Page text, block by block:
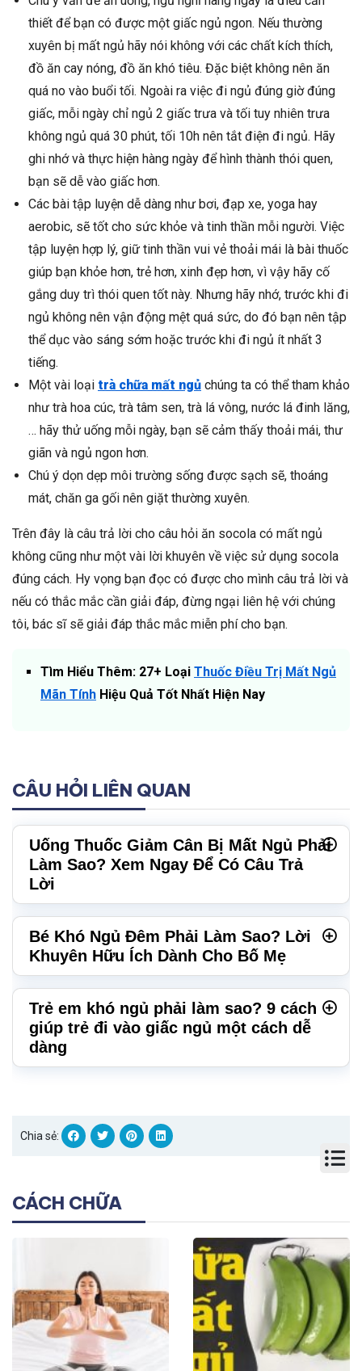
thiết để bạn có được một giấc ngủ ngon. Nếu thường
xuyên bị mất ngủ hãy nói không với các chất kích thích,
đồ ăn cay nóng, đồ ăn khó tiêu. Đặc biệt không nên ăn
quá no vào buổi tối. Ngoài ra việc đi ngủ đúng giờ đúng
giấc, mỗi ngày chỉ ngủ 2 giấc trưa và tối tuy nhiên trưa
không ngủ quá 30 phút, tối 10h nên tắt điện đi ngủ. Hãy
ghi nhớ và thực hiện hàng ngày để hình thành thói quen,
bạn sẽ dễ vào giấc hơn.
Các bài tập luyện dễ dàng như bơi, đạp xe, yoga hay
aerobic, sẽ tốt cho sức khỏe và tinh thần mỗi người. Việc
tập luyện hợp lý, giữ tinh thần vui vẻ thoải mái là bài thuốc
giúp bạn khỏe hơn, trẻ hơn, xinh đẹp hơn, vì vậy hãy cố
gắng duy trì thói quen tốt này. Nhưng hãy nhớ, trước khi đi
ngủ không nên vận động mệt quá sức, do đó bạn nên tập
thể dục vào sáng sớm hoặc trước khi đi ngủ ít nhất 3
tiếng.
Một vài loại trà chữa mất ngủ chúng ta có thể tham khảo
như trà hoa cúc, trà tâm sen, trà lá vông, nước lá đinh lăng,
… hãy thử uống mỗi ngày, bạn sẽ cảm thấy thoải mái, thư
giãn và ngủ ngon hơn.
Chú ý dọn dẹp môi trường sống được sạch sẽ, thoáng
mát, chăn ga gối nên giặt thường xuyên.
Trên đây là câu trả lời cho câu hỏi ăn socola có mất ngủ
không cũng như một vài lời khuyên về việc sử dụng socola
đúng cách. Hy vọng bạn đọc có được cho mình câu trả lời và
nếu có thắc mắc cần giải đáp, đừng ngại liên hệ với chúng
tôi, bác sĩ sẽ giải đáp thắc mắc miễn phí cho bạn.
Tìm Hiểu Thêm: 27+ Loại Thuốc Điều Trị Mất Ngủ
Mãn Tính Hiệu Quả Tốt Nhất Hiện Nay
CÂU HỎI LIÊN QUAN
Uống Thuốc Giảm Cân Bị Mất Ngủ Phải
Làm Sao? Xem Ngay Để Có Câu Trả
Lời
Bé Khó Ngủ Đêm Phải Làm Sao? Lời
Khuyên Hữu Ích Dành Cho Bố Mẹ
Trẻ em khó ngủ phải làm sao? 9 cách
giúp trẻ đi vào giấc ngủ một cách dễ
dàng
Chia sẻ:
CÁCH CHỮA